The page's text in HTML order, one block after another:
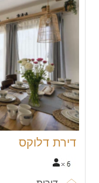
דירת דלוקס